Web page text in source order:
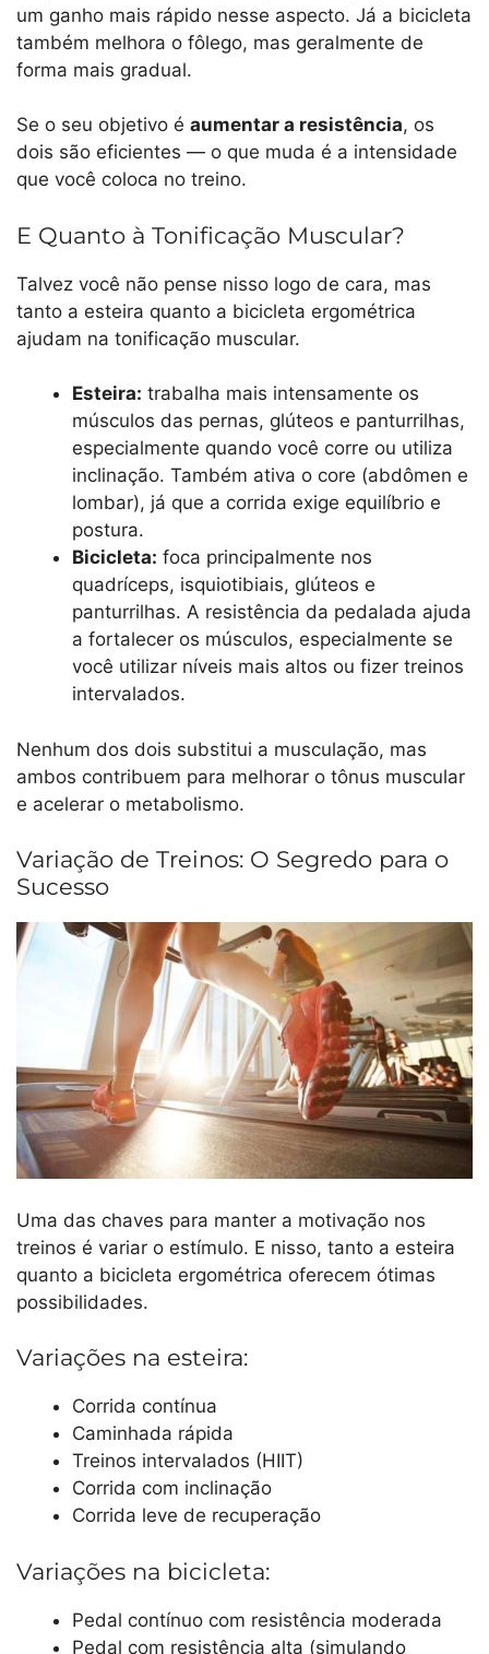
um ganho mais rápido nesse aspecto. Já a bicicleta
também melhora o fôlego, mas geralmente de
forma mais gradual.
Se o seu objetivo é aumentar a resistência, os
dois são eficientes — o que muda é a intensidade
que você coloca no treino.
E Quanto à Tonificação Muscular?
Talvez você não pense nisso logo de cara, mas
tanto a esteira quanto a bicicleta ergométrica
ajudam na tonificação muscular.
Esteira: trabalha mais intensamente os
músculos das pernas, glúteos e panturrilhas,
especialmente quando você corre ou utiliza
inclinação. Também ativa o core (abdômen e
lombar), já que a corrida exige equilíbrio e
postura.
Bicicleta: foca principalmente nos
quadríceps, isquiotibiais, glúteos e
panturrilhas. A resistência da pedalada ajuda
a fortalecer os músculos, especialmente se
você utilizar níveis mais altos ou fizer treinos
intervalados.
Nenhum dos dois substitui a musculação, mas
ambos contribuem para melhorar o tônus muscular
e acelerar o metabolismo.
Variação de Treinos: O Segredo para o
Sucesso
Uma das chaves para manter a motivação nos
treinos é variar o estímulo. E nisso, tanto a esteira
quanto a bicicleta ergométrica oferecem ótimas
possibilidades.
Variações na esteira:
Corrida contínua
Caminhada rápida
Treinos intervalados (HIIT)
Corrida com inclinação
Corrida leve de recuperação
Variações na bicicleta:
Pedal contínuo com resistência moderada
Pedal com resistência alta (simulando